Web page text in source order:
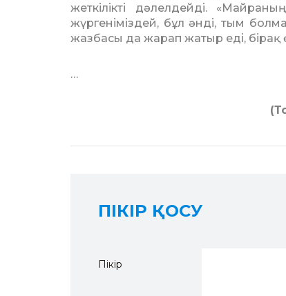
жеткілікті дәлелдейді.
жүргеніміздей, бұл әнді, тым
жазбасы да жарап жатыр еді, бірақ
…
ПІКІР ҚОСУ
Пікір